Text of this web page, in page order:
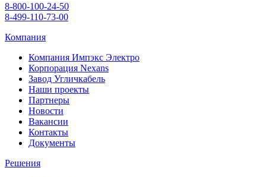
8-800-100-24-50
8-499-110-73-00
Компания
Компания Импэкс Электро
Корпорация Nexans
Завод Угличкабель
Наши проекты
Партнеры
Новости
Вакансии
Контакты
Документы
Решения